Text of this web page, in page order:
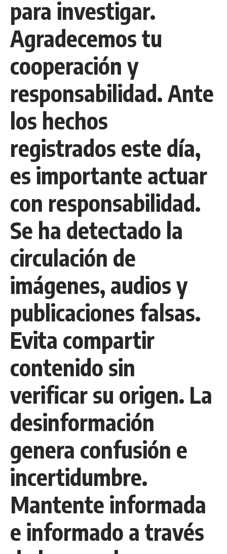
para investigar.
Agradecemos tu
cooperación y
responsabilidad. Ante
los hechos
registrados este día,
es importante actuar
con responsabilidad.
Se ha detectado la
circulación de
imágenes, audios y
publicaciones falsas.
Evita compartir
contenido sin
verificar su origen. La
desinformación
genera confusión e
incertidumbre.
Mantente informada
e informado a través